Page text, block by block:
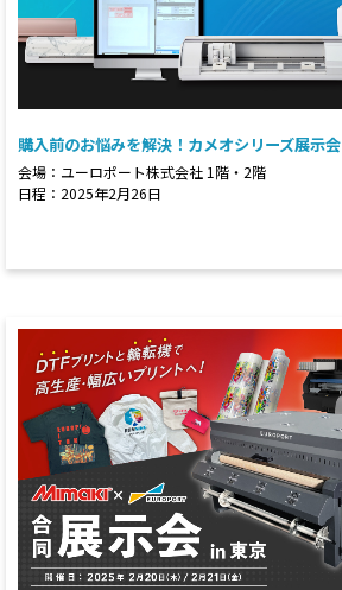
購入前のお悩みを解決！カメオシリーズ展示会
会場：ユーロポート株式会社 1階・2階
日程：2025年2月26日